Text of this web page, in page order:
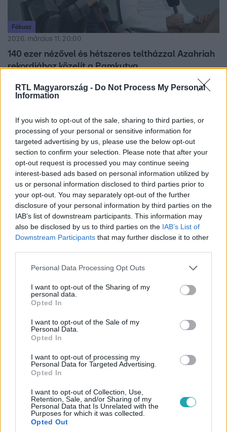
RTL Magyarország - Do Not Process My Personal
Information
If you wish to opt-out of the sale, sharing to third parties, or
processing of your personal or sensitive information for
targeted advertising by us, please use the below opt-out
section to confirm your selection. Please note that after your
opt-out request is processed you may continue seeing
interest-based ads based on personal information utilized by
us or personal information disclosed to third parties prior to
your opt-out. You may separately opt-out of the further
disclosure of your personal information by third parties on the
IAB’s list of downstream participants. This information may
also be disclosed by us to third parties on the IAB’s List of
Downstream Participants that may further disclose it to other
Please note that this website/app uses one or more Google
not limited to your visit or usage behaviour. You may click to
grant or deny consent to Google and its third-party tags to
use your data for below specified purposes in below Google
consent section.
Personal Data Processing Opt Outs
I want to opt-out of the Sharing of my
personal data.
Opted In
I want to opt-out of the Sale of my
Personal Data.
Opted In
I want to opt-out of processing my
Personal Data for Targeted Advertising.
Opted In
I want to opt-out of Collection, Use,
Retention, Sale, and/or Sharing of my
Personal Data that Is Unrelated with the
Purposes for which it was collected.
Opted Out
Fókusz
2026. március 11. 20:00
140 ezer nézővel és hétszeres teltházzal Azahriah
rekordjához közelít a Pamkutya
Vita a Pamkutya körül: paródia vagy valami más? Hét
teltházas MVM Dome koncert és kemény kritikák.
Bulvár
Ezt üzente Majka Pamkutyáéknak az első Aréna-
A Pamkutya 7 alkalommal tölti meg idén az MVM Dome-
ot. Életük első koncertjére készülve pedig Majka is
4:53